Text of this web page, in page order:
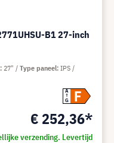
B1 27-inch
A
G
F
€ 252,36*
verzending. Levertijd
27" Type paneel IPS